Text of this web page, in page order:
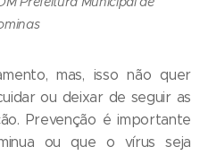
mas, isso não quer
ou deixar de seguir as
Prevenção é importante
ou que o vírus seja